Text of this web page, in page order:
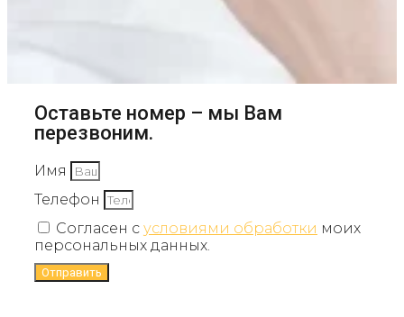
Оставьте номер – мы Вам
перезвоним.
Имя
Телефон
Согласен с условиями обработки моих
персональных данных.
Отправить